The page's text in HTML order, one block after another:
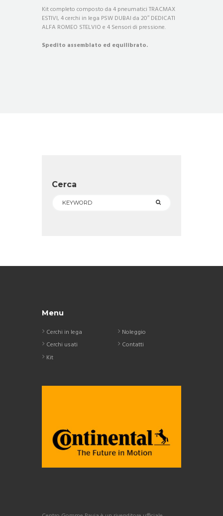
Kit completo composto da 4 pneumatici TRACMAX
ESTIVI, 4 cerchi in lega PSW DUBAI da 20″ DEDICATI
ALFA ROMEO STELVIO e 4 Sensori di pressione.
Spedito assemblato ed equilibrato.
Cerca
Menu
Cerchi in lega
Cerchi usati
Kit
Noleggio
Contatti